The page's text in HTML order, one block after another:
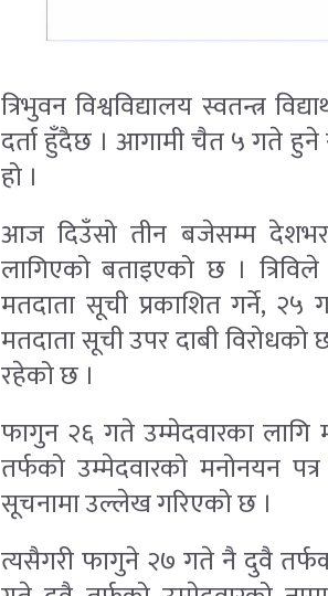
त्रिभुवन विश्वविद्यालय स्वतन्त्र
दर्ता हुँदैछ । आगामी चैत ५ गते हुने
हो ।
आज दिउँसो तीन बजेसम्म
लागिएको बताइएको छ ।
मतदाता सूची प्रकाशित गर्ने,
मतदाता सूची उपर दाबी विरोधको
रहेको छ ।
फागुन २६ गते उम्मेदवारका लागि
तर्फको उम्मेदवारको मनोनयन
सूचनामा उल्लेख गरिएको छ ।
त्यसैगरी फागुने २७ गते नै दुवै